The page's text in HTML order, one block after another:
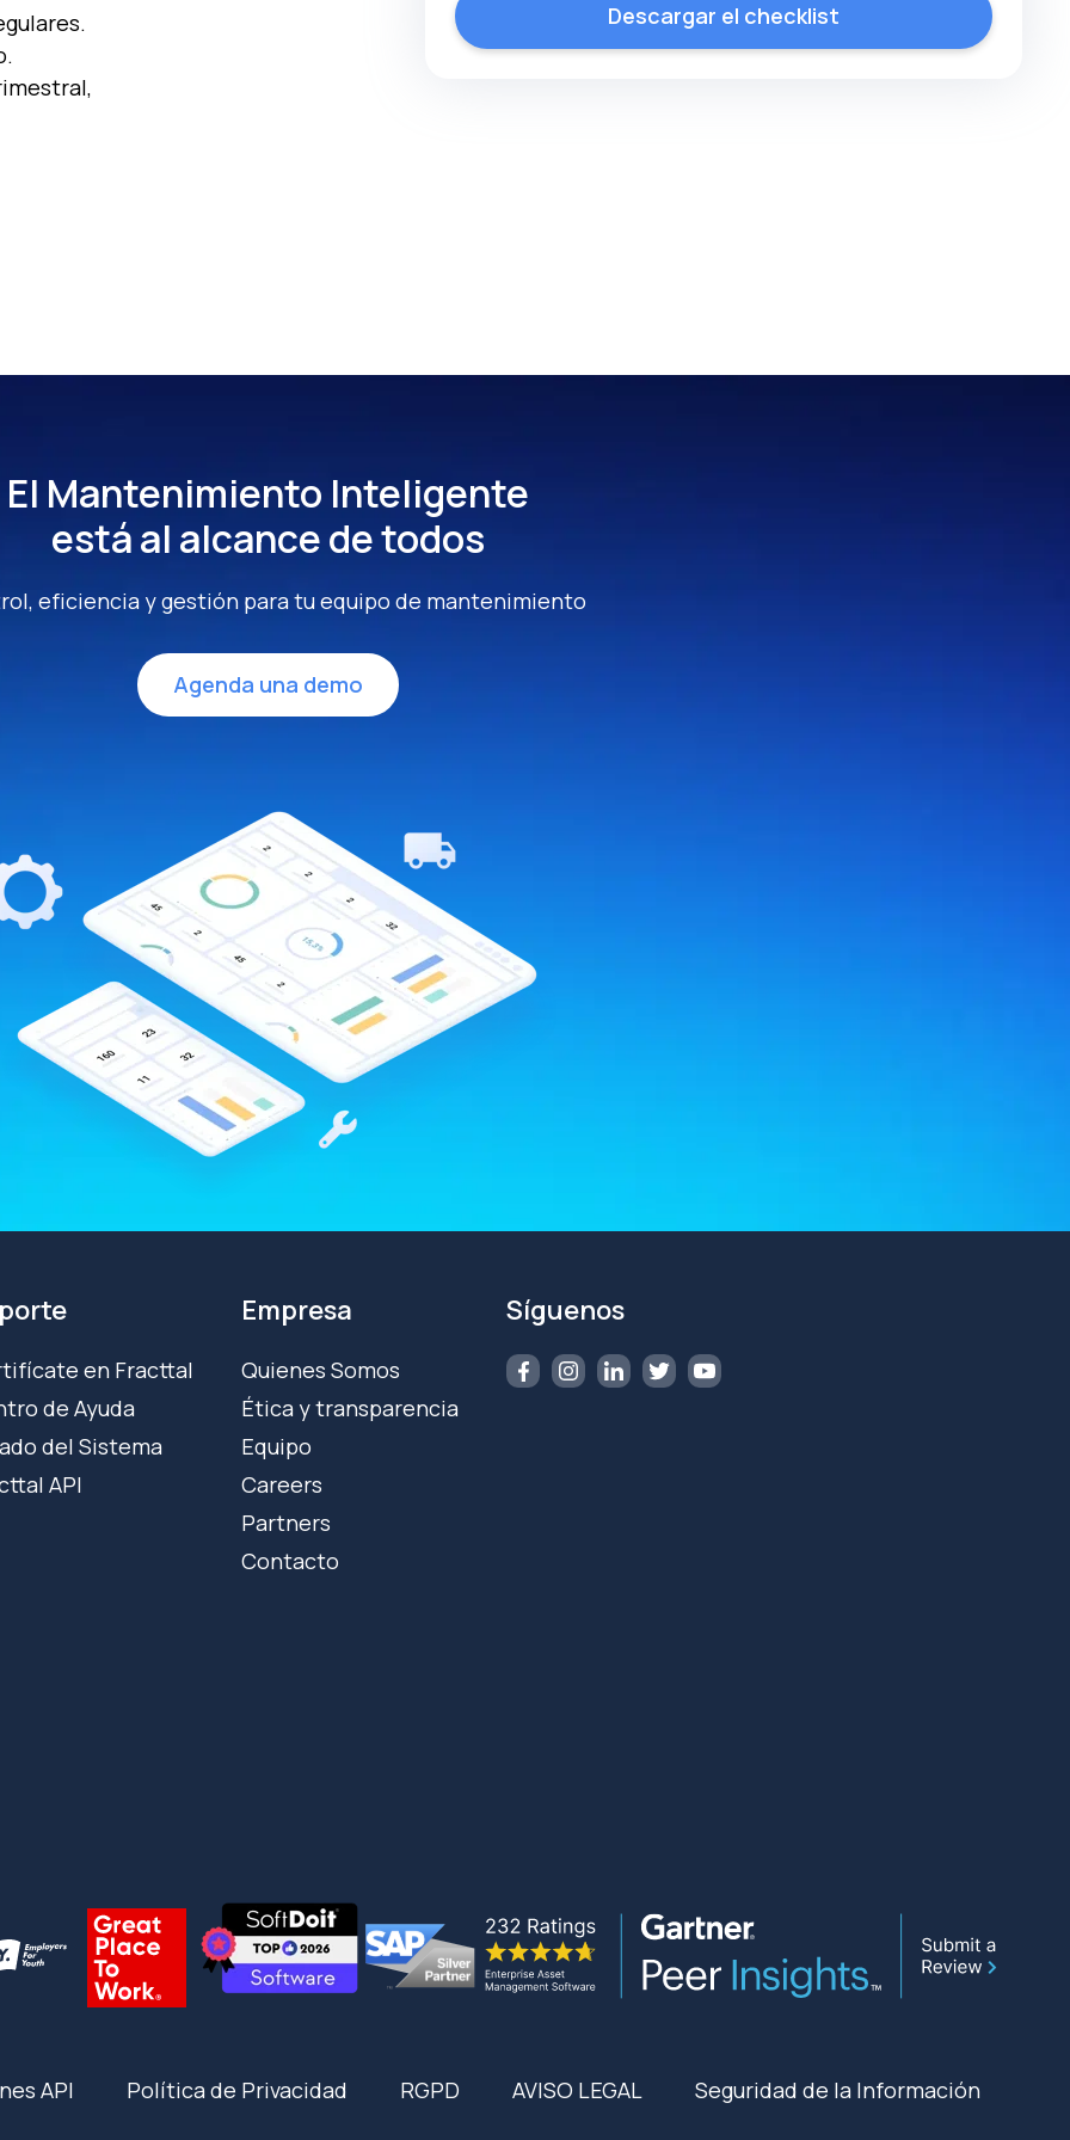
El Mantenimiento Inteligente
está al alcance de todos
eficiencia y gestión para tu equipo de mantenimiento
Agenda una demo
en Fracttal
de Ayuda
del Sistema
API
Empresa
Quienes Somos
Ética y transparencia
Equipo
Careers
Partners
Contacto
Síguenos
API Política de Privacidad RGPD AVISO LEGAL Seguridad de la Información